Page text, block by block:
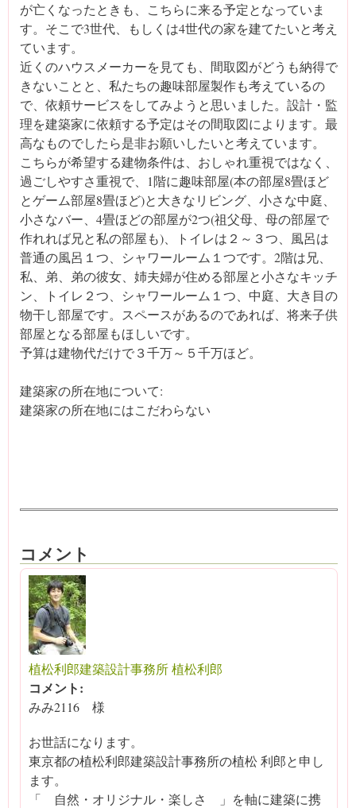
が亡くなったときも、こちらに来る予定となっていま
す。そこで3世代、もしくは4世代の家を建てたいと考え
ています。
近くのハウスメーカーを見ても、間取図がどうも納得で
きないことと、私たちの趣味部屋製作も考えているの
で、依頼サービスをしてみようと思いました。設計・監
理を建築家に依頼する予定はその間取図によります。最
高なものでしたら是非お願いしたいと考えています。
こちらが希望する建物条件は、おしゃれ重視ではなく、
過ごしやすさ重視で、1階に趣味部屋(本の部屋8畳ほど
とゲーム部屋8畳ほど)と大きなリビング、小さな中庭、
小さなバー、4畳ほどの部屋が2つ(祖父母、母の部屋で
作れれば兄と私の部屋も)、トイレは２～３つ、風呂は
普通の風呂１つ、シャワールーム１つです。2階は兄、
私、弟、弟の彼女、姉夫婦が住める部屋と小さなキッチ
ン、トイレ２つ、シャワールーム１つ、中庭、大き目の
物干し部屋です。スペースがあるのであれば、将来子供
部屋となる部屋もほしいです。
予算は建物代だけで３千万～５千万ほど。
建築家の所在地について:
建築家の所在地にはこだわらない
コメント
植松利郎建築設計事務所 植松利郎
コメント:
みみ2116 様
お世話になります。
東京都の植松利郎建築設計事務所の植松 利郎と申し
ます。
「 自然・オリジナル・楽しさ 」を軸に建築に携